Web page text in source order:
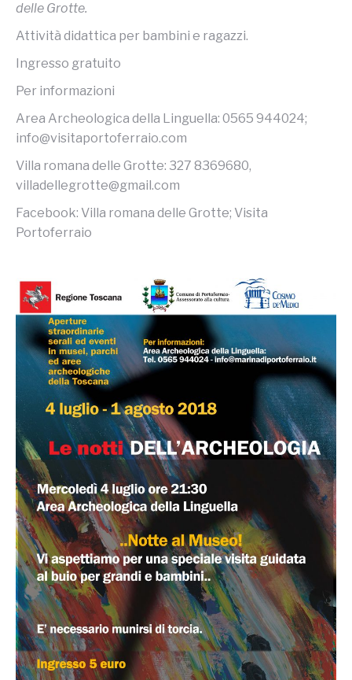
delle Grotte.
Attività didattica per bambini e ragazzi.
Ingresso gratuito
Per informazioni
Area Archeologica della Linguella: 0565 944024;
info@visitaportoferraio.com
Villa romana delle Grotte: 327 8369680,
villadellegrotte@gmail.com
Facebook: Villa romana delle Grotte; Visita
Portoferraio